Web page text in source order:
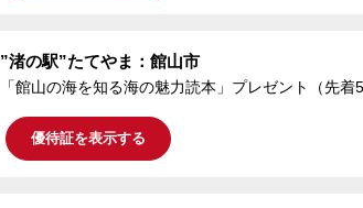
”渚の駅”たてやま：館山市
「館山の海を知る海の魅力読本」プレゼント（先着
優待証を表示する